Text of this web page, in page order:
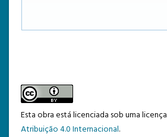
Esta obra está licenciada sob uma licença
Atribuição 4.0 Internacional.